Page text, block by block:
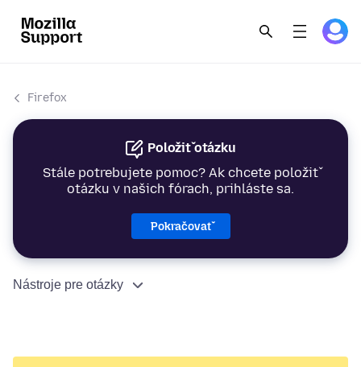
Firefox
Položiť otázku
Stále potrebujete pomoc? Ak chcete položiť
otázku v našich fórach, prihláste sa.
Pokračovať
Nástroje pre otázky